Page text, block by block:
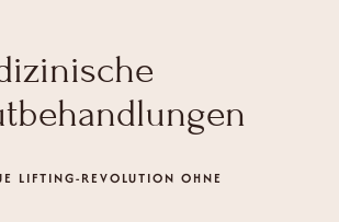
LIFTING-REVOLUTION OHNE